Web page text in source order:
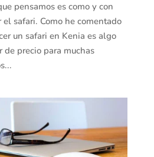
pensamos es como y con
safari. Como he comentado
un safari en Kenia es algo
de precio para muchas